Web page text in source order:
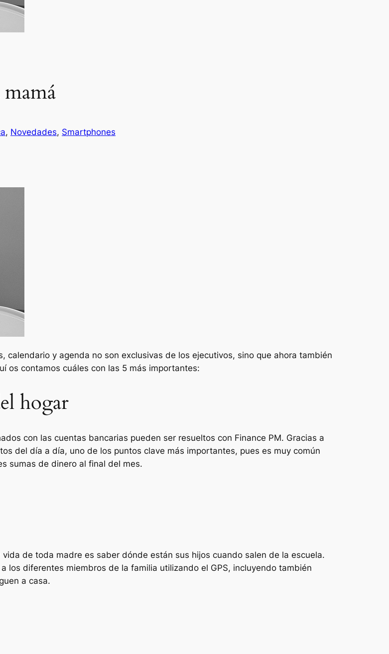
, Novedades, Smartphones
calendario y agenda no son exclusivas de los ejecutivos, sino que ahora también
os contamos cuáles con las 5 más importantes:
hogar
con las cuentas bancarias pueden ser resueltos con Finance PM. Gracias a
del día a día, uno de los puntos clave más importantes, pues es muy común
sumas de dinero al final del mes.
de toda madre es saber dónde están sus hijos cuando salen de la escuela.
los diferentes miembros de la familia utilizando el GPS, incluyendo también
a casa.